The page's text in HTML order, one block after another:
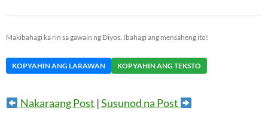
Makibahagi ka rin sa gawain ng Diyos. Ibahagi ang mensaheng ito!
KOPYAHIN ANG LARAWAN KOPYAHIN ANG TEKSTO
Nakaraang Post |Susunod na Post